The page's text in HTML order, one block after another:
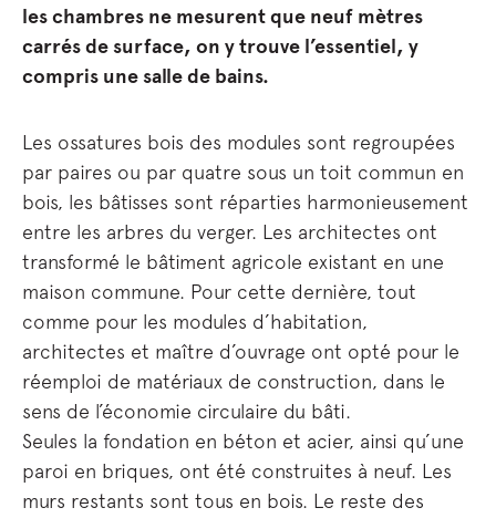
les chambres ne mesurent que neuf mètres
carrés de surface, on y trouve l’essentiel, y
compris une salle de bains.
Les ossatures bois des modules sont regroupées
par paires ou par quatre sous un toit commun en
bois, les bâtisses sont réparties harmonieusement
entre les arbres du verger. Les architectes ont
transformé le bâtiment agricole existant en une
maison commune. Pour cette dernière, tout
comme pour les modules d’habitation,
architectes et maître d’ouvrage ont opté pour le
réemploi de matériaux de construction, dans le
sens de l’économie circulaire du bâti.
Seules la fondation en béton et acier, ainsi qu’une
paroi en briques, ont été construites à neuf. Les
murs restants sont tous en bois. Le reste des